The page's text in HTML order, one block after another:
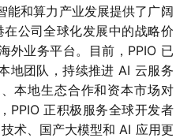
能和算力产业发展提供了广阔
公司全球化发展中的战略价
外业务平台。目前，PPIO 已
地团队，持续推进 AI 云服务
本地生态合作和资本市场对
PPIO 正积极服务全球开发者
术、国产大模型和 AI 应用更